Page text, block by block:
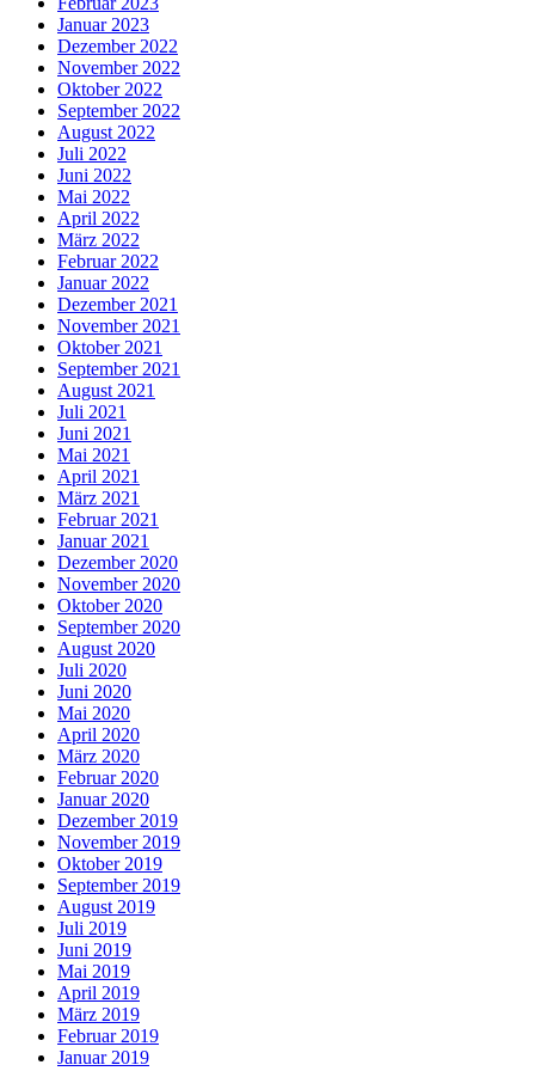
Januar 2023
Dezember 2022
November 2022
Oktober 2022
September 2022
August 2022
Juli 2022
Juni 2022
Mai 2022
April 2022
März 2022
Februar 2022
Januar 2022
Dezember 2021
November 2021
Oktober 2021
September 2021
August 2021
Juli 2021
Juni 2021
Mai 2021
April 2021
März 2021
Februar 2021
Januar 2021
Dezember 2020
November 2020
Oktober 2020
September 2020
August 2020
Juli 2020
Juni 2020
Mai 2020
April 2020
März 2020
Februar 2020
Januar 2020
Dezember 2019
November 2019
Oktober 2019
September 2019
August 2019
Juli 2019
Juni 2019
Mai 2019
April 2019
März 2019
Februar 2019
Januar 2019